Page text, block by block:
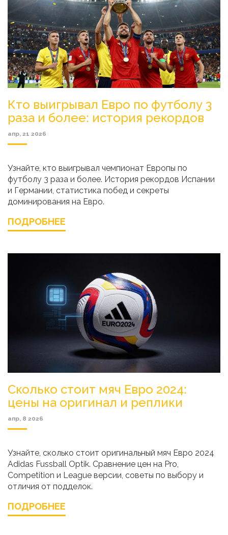
Кто выигрывал Евро по футболу 3
раза и более: история рекордов
апр, 21 2026
Узнайте, кто выигрывал чемпионат Европы по
футболу 3 раза и более. История рекордов Испании
и Германии, статистика побед и секреты
доминирования на Евро.
ПОДРОБНЕЕ
Сколько стоит мяч Евро 2024:
цены на оригинал и реплики
апр, 8 2026
Узнайте, сколько стоит оригинальный мяч Евро 2024
Adidas Fussball Optik. Сравнение цен на Pro,
Competition и League версии, советы по выбору и
отличия от подделок.
ПОДРОБНЕЕ